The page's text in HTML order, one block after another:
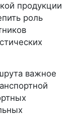
продукции
роль
важное